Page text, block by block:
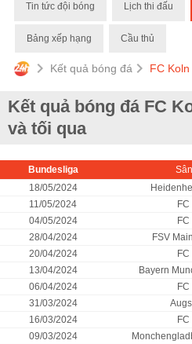
Tin tức đội bóng Lịch thi đấu
Bảng xếp hạng Cầu thủ
Kết quả bóng đá FC Koln
Kết quả bóng đá FC
và tối qua
Bundesliga
18/05/2024
11/05/2024
04/05/2024
28/04/2024
FSV
20/04/2024
13/04/2024
Bayern
06/04/2024
31/03/2024
16/03/2024
09/03/2024